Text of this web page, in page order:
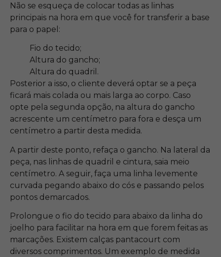
Não se esqueça de colocar todas as linhas
principais na hora em que você for transferir a base
para o papel:
Fio do tecido;
Altura do gancho;
Altura do quadril.
Posterior a isso, o cliente deverá optar se a peça
ficará mais colada ou mais larga ao corpo. Caso
opte pela segunda opção, na altura do gancho
acrescente um centímetro para fora e desça um
centímetro a partir desta medida.
A partir deste ponto, refaça o gancho. Na lateral da
peça, nas linhas de quadril e cintura, saia meio
centímetro. A seguir, faça uma linha levemente
curvada pegando abaixo do cós e passando pelos
pontos demarcados.
Prolongue o fio do tecido para abaixo da linha do
joelho para facilitar na hora em que forem feitas as
marcações. Existem calças pantacourt com
diversos comprimentos. Um exemplo de medida